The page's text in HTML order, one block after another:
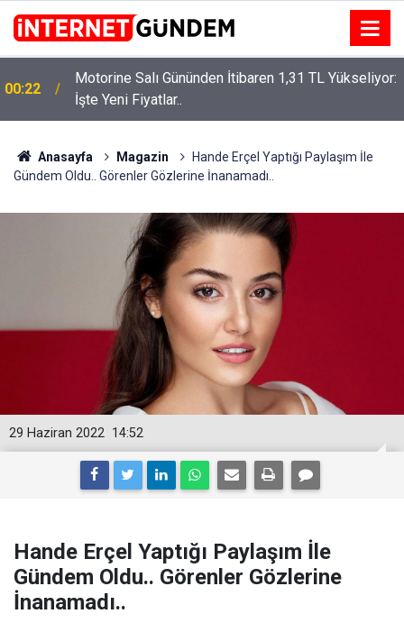
00:22
Motorine Salı Gününden İtibaren 1,31 TL Yükseliyor:
15:58
Neşet Ertaş’a “Bozkırın Tezenesi” Lakabını Kim
Verdi? Beyaz’la Joker Sorusunun Cevabı Merak
Edildi
Anasayfa Magazin
Hande Erçel Yaptığı Paylaşım İle
Gündem Oldu.. Görenler Gözlerine İnanamadı..
14:52
29 Haziran 2022
Hande Erçel Yaptığı Paylaşım İle
Gündem Oldu.. Görenler Gözlerine
İnanamadı..